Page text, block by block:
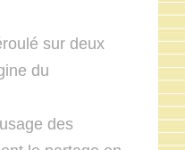
sur deux
du
des